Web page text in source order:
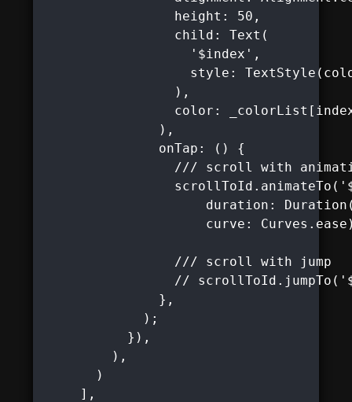
                 height: 50,
                 child: Text(
                   '$index',
style:
                 ),
color:
               ),
               onTap: () {
/// scroll with
duration:
curve:
                 /// scroll with jump
//
               },
             );
           }),
         ),
       )
     ],